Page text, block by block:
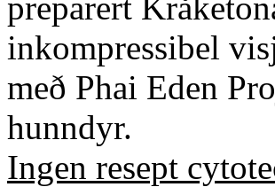
inkompressibel
með ​​Phai Eden
hunndyr.
Ingen resept